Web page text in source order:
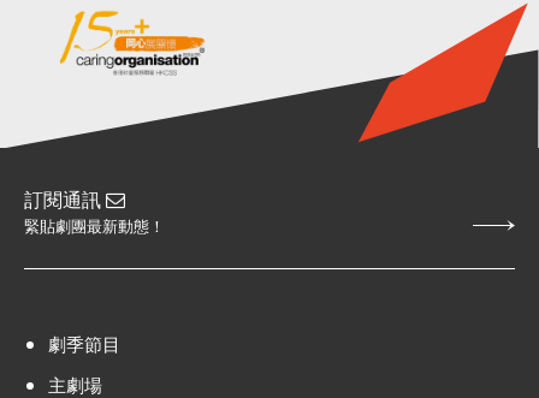
訂閱通訊
緊貼劇團最新動態！
劇季節目
主劇場